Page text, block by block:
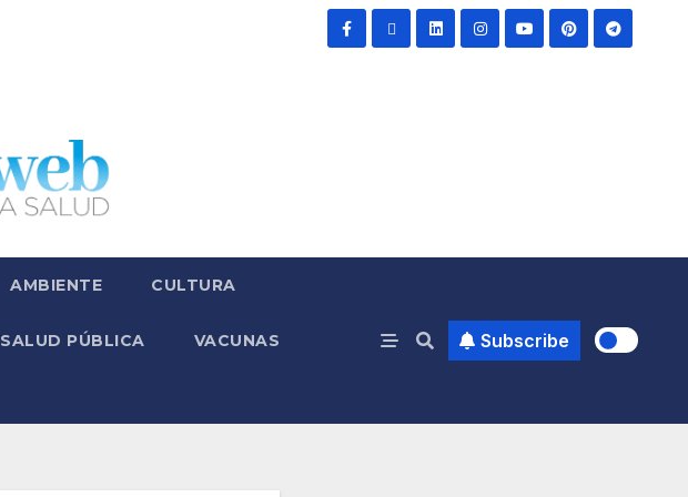
AMBIENTE CULTURA
SALUD PÚBLICA VACUNAS Subscribe